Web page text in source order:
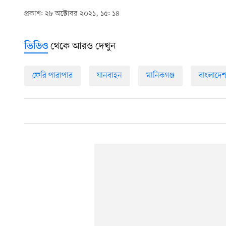
প্রকাশ: ২৮ অক্টোবর ২০২১, ১৫: ১৪
ভিডিও থেকে আরও দেখুন
ফেরি পারাপার যানবাহন মানিকগঞ্জ বাংলাদেশ